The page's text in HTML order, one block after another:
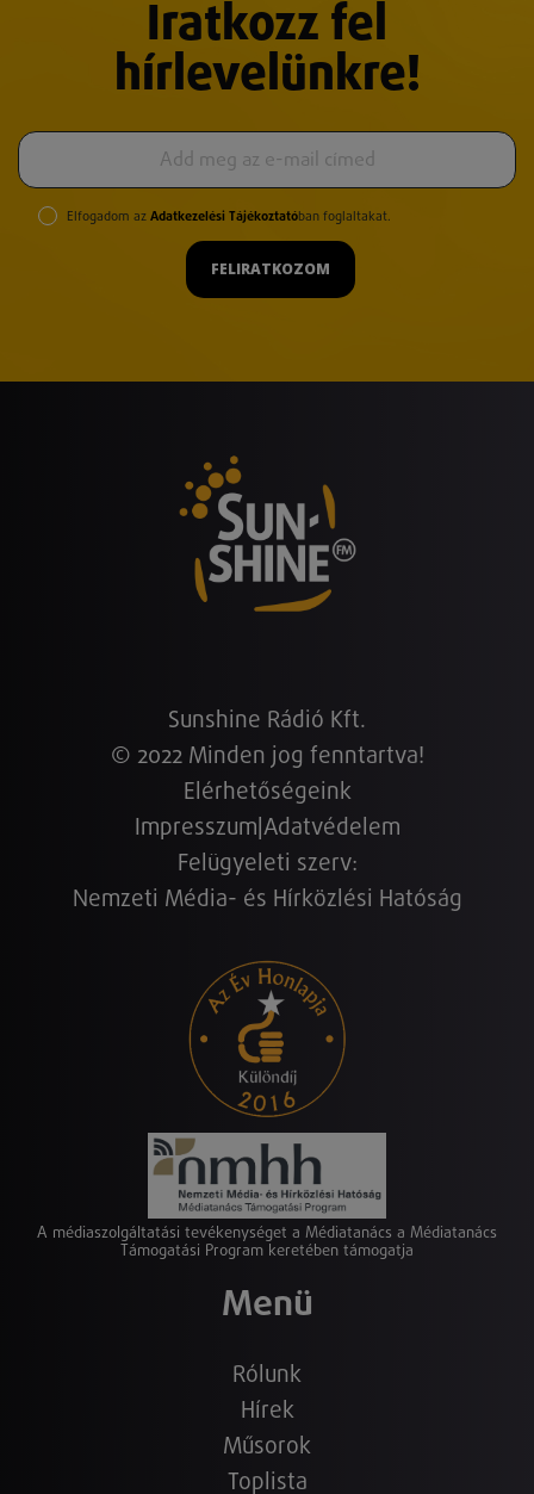
Iratkozz fel
hírlevelünkre!
Elfogadom az Adatkezelési Tájékoztatóban foglaltakat.
FELIRATKOZOM
Sunshine Rádió Kft.
© 2022 Minden jog fenntartva!
Elérhetőségeink
Impresszum Adatvédelem
Felügyeleti szerv:
Nemzeti Média- és Hírközlési Hatóság
A médiaszolgáltatási tevékenységet a Médiatanács a Médiatanács
Támogatási Program keretében támogatja
Menü
Rólunk
Hírek
Műsorok
Toplista